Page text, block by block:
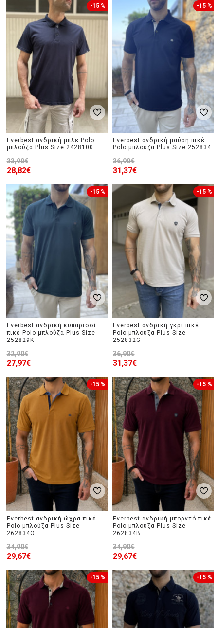
-15 %
Everbest ανδρική μπλε Polo
μπλούζα Plus Size 2428100
28,82€
33,90€
-15 %
Everbest ανδρική μαύρη πικέ
Polo μπλούζα Plus Size 252834
31,37€
36,90€
-15 %
Everbest ανδρική κυπαρισσί
πικέ Polo μπλούζα Plus Size
252829K
27,97€
32,90€
-15 %
Everbest ανδρική γκρι πικέ
Polo μπλούζα Plus Size
252832G
31,37€
36,90€
-15 %
Everbest ανδρική ώχρα πικέ
Polo μπλούζα Plus Size
262834O
29,67€
34,90€
-15 %
Everbest ανδρική μπορντό πικέ
Polo μπλούζα Plus Size
262834B
29,67€
34,90€
-15 % -15 %